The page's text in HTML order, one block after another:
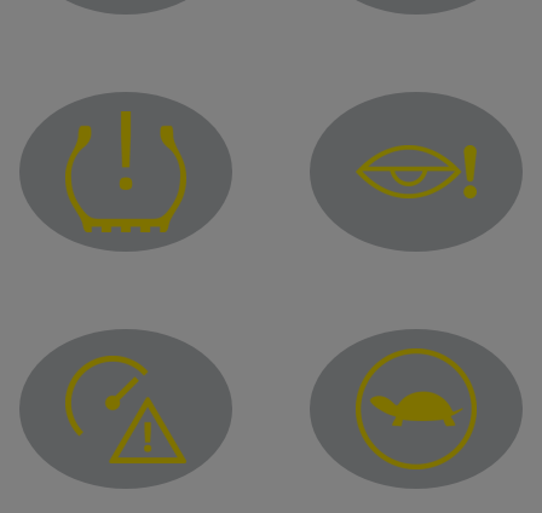
Upozoravajuća
Upozoravajuća lampica za nedovoljno napumpane
Lampica upozorenja
Lampica upozorenja za prekomernu brzinuUpozoravajuća